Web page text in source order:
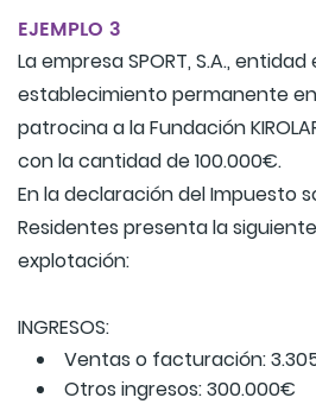
EJEMPLO 3
La empresa SPORT, S.A.,
establecimiento permanente
patrocina a la Fundación
con la cantidad de 100.000€.
En la declaración del Impuesto
Residentes presenta la
explotación:
INGRESOS:
Ventas o facturación:
Otros ingresos: 300.000€